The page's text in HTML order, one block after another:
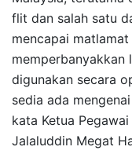
flit dan salah satu
mencapai
memperbanyakkan
digunakan secara
sedia ada
kata Ketua
Jalaluddin Megat